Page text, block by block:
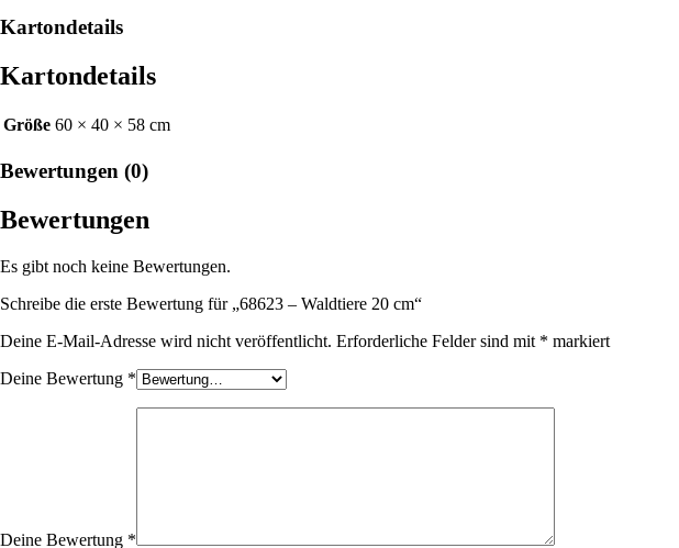
Kartondetails
Kartondetails
Größe 60 × 40 × 58 cm
Bewertungen (0)
Bewertungen
Es gibt noch keine Bewertungen.
Schreibe die erste Bewertung für „68623 – Waldtiere 20 cm“
Deine E-Mail-Adresse wird nicht veröffentlicht. Erforderliche Felder sind mit * markiert
Deine Bewertung *
Deine Bewertung *